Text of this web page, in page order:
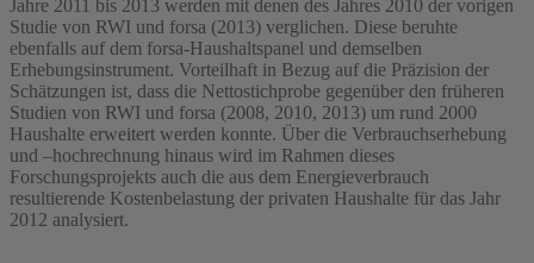
Jahre 2011 bis 2013 werden mit denen des Jahres 2010 der vorigen
Studie von RWI und forsa (2013) verglichen. Diese beruhte
ebenfalls auf dem forsa-Haushaltspanel und demselben
Erhebungsinstrument. Vorteilhaft in Bezug auf die Präzision der
Schätzungen ist, dass die Nettostichprobe gegenüber den früheren
Studien von RWI und forsa (2008, 2010, 2013) um rund 2000
Haushalte erweitert werden konnte. Über die Verbrauchserhebung
und –hochrechnung hinaus wird im Rahmen dieses
Forschungsprojekts auch die aus dem Energieverbrauch
resultierende Kostenbelastung der privaten Haushalte für das Jahr
2012 analysiert.